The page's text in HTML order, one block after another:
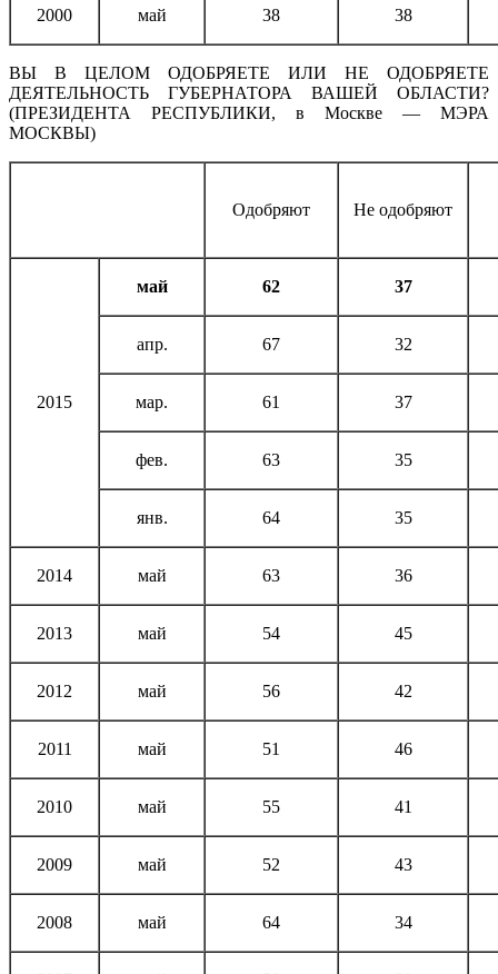
2000 май 38 38
ВЫ В ЦЕЛОМ ОДОБРЯЕТЕ ИЛИ НЕ ОДОБРЯЕТЕ
ДЕЯТЕЛЬНОСТЬ ГУБЕРНАТОРА ВАШЕЙ ОБЛАСТИ?
(ПРЕЗИДЕНТА РЕСПУБЛИКИ, в Москве — МЭРА
МОСКВЫ)
Одобряют Не одобряют
2015
май 62 37
апр. 67 32
мар. 61 37
фев. 63 35
янв. 64 35
2014 май 63 36
2013 май 54 45
2012 май 56 42
2011 май 51 46
2010 май 55 41
2009 май 52 43
2008 май 64 34